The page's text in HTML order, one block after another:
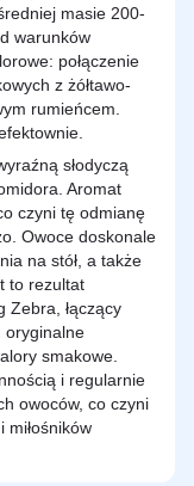
masie 200-
warunków
połączenie
z żółtawo-
rumieńcem.
słodyczą
Aromat
czyni tę odmianę
Owoce doskonale
na stół, a także
to rezultat
Zebra, łączący
oryginalne
smakowe.
i regularnie
owoców, co czyni
miłośników